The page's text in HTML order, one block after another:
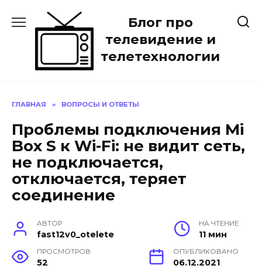
содержанию
Блог про
телевидение и
телетехнологии
ГЛАВНАЯ » ВОПРОСЫ И ОТВЕТЫ
Проблемы подключения Mi
Box S к Wi-Fi: не видит сеть,
не подключается,
отключается, теряет
соединение
АВТОР
fast12v0_otelete
НА ЧТЕНИЕ
11 мин
ПРОСМОТРОВ
52
ОПУБЛИКОВАНО
06.12.2021